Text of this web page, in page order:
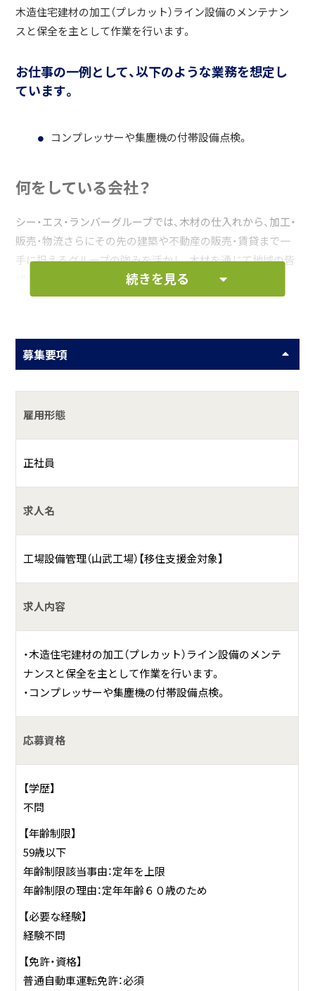
木造住宅建材の加工（プレカット）ライン設備のメンテナン
スと保全を主として作業を行います。
お仕事の一例として、以下のような業務を想定し
ています。
コンプレッサーや集塵機の付帯設備点検。
何をしている会社？
シー・エス・ランバーグループでは、木材の仕入れから、加工・
販売・物流さらにその先の建築や不動産の販売・賃貸まで一
手に担えるグループの強みを活かし、木材を通じて地域の皆
様の住まいづくりに貢献します。
は、建築現場に搬入する前に、工場で原材料（材木・合板等）を
屑等の産業廃棄物を削減できることから環境にもやさしい
手法です。また、大工職人の不足、高齢化進んでいる中、工期
の短縮にもつながるプレカットは、木造建築にとって、欠か
当社グループで展開している事業は、炭素を貯蔵する働きの
ある木材資源を有効活用していくビジネスモデルとなって
おり、事業の発展を通じて、地球環境の維持、特に地球温暖化
産販売、不動産賃貸の事業を首都圏に特化して展開してお
り、木材の流通を通して社会に貢献してまります。
続きを見る
募集要項
雇用形態
正社員
求人名
工場設備管理（山武工場）【移住支援金対象】
求人内容
・木造住宅建材の加工（プレカット）ライン設備のメンテ
ナンスと保全を主として作業を行います。
・コンプレッサーや集塵機の付帯設備点検。
応募資格
【学歴】
不問
【年齢制限】
59歳以下
年齢制限該当事由：定年を上限
年齢制限の理由：定年年齢６０歳のため
【必要な経験】
経験不問
【免許・資格】
普通自動車運転免許：必須